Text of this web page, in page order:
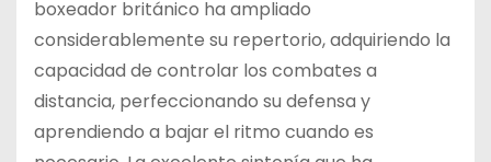
boxeador británico ha ampliado
considerablemente su repertorio, adquiriendo la
capacidad de controlar los combates a
distancia, perfeccionando su defensa y
aprendiendo a bajar el ritmo cuando es